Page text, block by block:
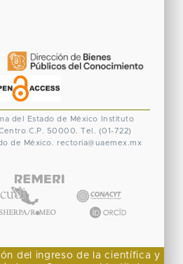
del Estado de México
Instituto
C.P. 50000. Tel. (01-722)
de México. rectoria@uaemex.mx
del ingreso de la científica y